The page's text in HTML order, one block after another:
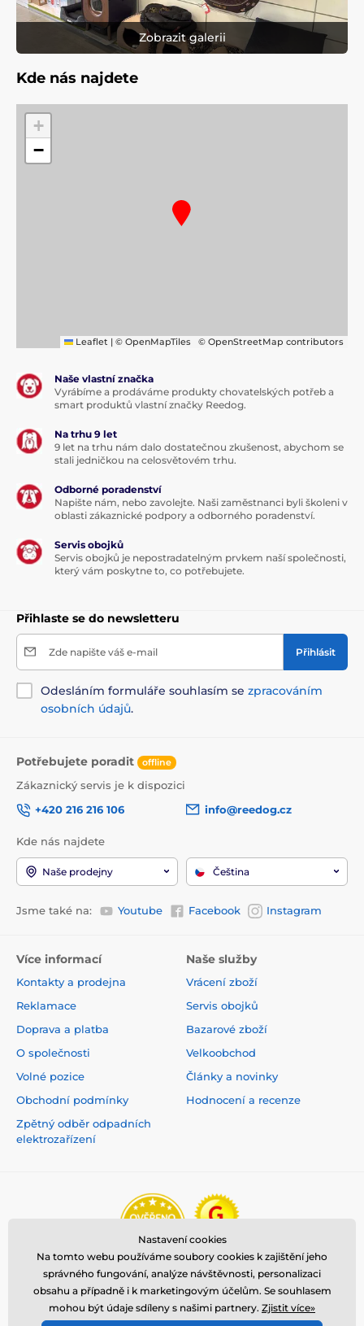
Zobrazit galerii
Kde nás najdete
+
−
Leaflet | © OpenMapTiles © OpenStreetMap contributors
Naše vlastní značka
Vyrábíme a prodáváme produkty chovatelských potřeb a
smart produktů vlastní značky Reedog.
Na trhu 9 let
9 let na trhu nám dalo dostatečnou zkušenost, abychom se
stali jedničkou na celosvětovém trhu.
Odborné poradenství
Napište nám, nebo zavolejte. Naši zaměstnanci byli školeni v
oblasti zákaznické podpory a odborného poradenství.
Servis obojků
Servis obojků je nepostradatelným prvkem naší společnosti,
který vám poskytne to, co potřebujete.
Přihlaste se do newsletteru
Zde napište váš e-mail Přihlásit
Odesláním formuláře souhlasím se zpracováním
osobních údajů.
Potřebujete poradit offline
Zákaznický servis je k dispozici
+420 216 216 106
info@reedog.cz
Kde nás najdete
Naše prodejny Čeština
Jsme také na: Youtube Facebook Instagram
Více informací
Kontakty a prodejna
Reklamace
Doprava a platba
O společnosti
Volné pozice
Obchodní podmínky
Zpětný odběr odpadních
elektrozařízení
Naše služby
Vrácení zboží
Servis obojků
Bazarové zboží
Velkoobchod
Články a novinky
Hodnocení a recenze
Nastavení cookies
Na tomto webu používáme soubory cookies k zajištění jeho
správného fungování, analýze návštěvnosti, personalizaci
obsahu a případně i k marketingovým účelům. Se souhlasem
mohou být údaje sdíleny s našimi partnery. Zjistit více»